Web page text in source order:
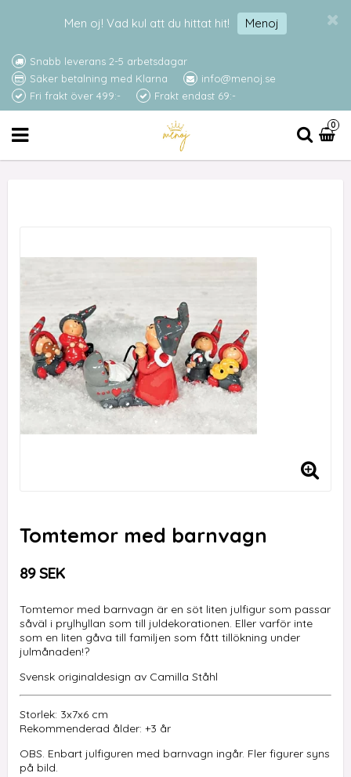
Men oj! Vad kul att du hittat hit! Menoj
Snabb leverans 2-5 arbetsdagar
Säker betalning med Klarna
info@menoj.se
Fri frakt över 499:-
Frakt endast 69:-
0
Tomtemor med barnvagn
89 SEK
Tomtemor med barnvagn är en söt liten julfigur som passar
såväl i prylhyllan som till juldekorationen. Eller varför inte
som en liten gåva till familjen som fått tillökning under
julmånaden!?
Svensk originaldesign av Camilla Ståhl
Storlek: 3x7x6 cm
Rekommenderad ålder: +3 år
OBS. Enbart julfiguren med barnvagn ingår. Fler figurer syns
på bild.